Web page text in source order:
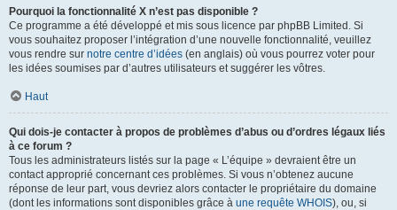
Pourquoi la fonctionnalité X n’est pas disponible ?
Ce programme a été développé et mis sous licence par phpBB Limited. Si
vous souhaitez proposer l’intégration d’une nouvelle fonctionnalité, veuillez
vous rendre sur notre centre d’idées (en anglais) où vous pourrez voter pour
les idées soumises par d’autres utilisateurs et suggérer les vôtres.
Haut
Qui dois-je contacter à propos de problèmes d’abus ou d’ordres légaux liés
à ce forum ?
Tous les administrateurs listés sur la page « L’équipe » devraient être un
contact approprié concernant ces problèmes. Si vous n’obtenez aucune
réponse de leur part, vous devriez alors contacter le propriétaire du domaine
(dont les informations sont disponibles grâce à une requête WHOIS), ou, si